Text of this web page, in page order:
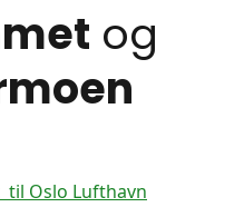
og
til Oslo Lufthavn